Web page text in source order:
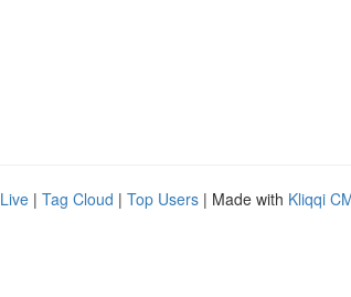
Live | Tag Cloud | Top Users | Made with Kliqqi